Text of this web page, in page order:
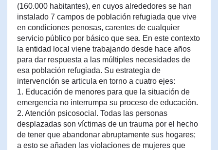
(160.000 habitantes), en cuyos alrededores se han
instalado 7 campos de población refugiada que vive
en condiciones penosas, carentes de cualquier
servicio público por básico que sea. En este contexto
la entidad local viene trabajando desde hace años
para dar respuesta a las múltiples necesidades de
esa población refugiada. Su estrategia de
intervención se articula en torno a cuatro ejes:
1. Educación de menores para que la situación de
emergencia no interrumpa su proceso de educación.
2. Atención psicosocial. Todas las personas
desplazadas son víctimas de un trauma por el hecho
de tener que abandonar abruptamente sus hogares;
a esto se añaden las violaciones de mujeres que